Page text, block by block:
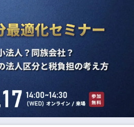
申告書作成
サポート）・クラウド会計導入
等）作成・IFRS対応サポート
給与計算・社会保険手続）
務コンプライアンス調査
再生・債権回収
ス・株価算定・PPA）